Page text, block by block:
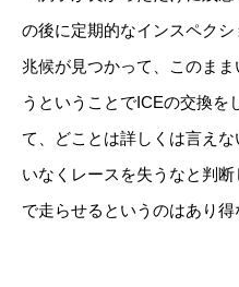
の後に定期的なインスペク
兆候が見つかって、このま
うということでICEの交換を
て、どことは詳しくは言え
いなくレースを失うなと判
で走らせるというのはあり得